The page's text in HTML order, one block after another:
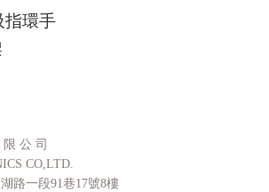
指環手
公 司
CO,LTD.
路一段91巷17號8樓